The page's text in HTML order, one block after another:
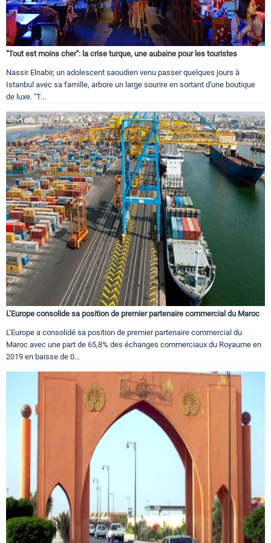
"Tout est moins cher": la crise turque, une aubaine pour les touristes
Nassir Elnabir, un adolescent saoudien venu passer quelques jours à
Istanbul avec sa famille, arbore un large sourire en sortant d'une boutique
de luxe. "T...
L’Europe consolide sa position de premier partenaire commercial du Maroc
L’Europe a consolidé sa position de premier partenaire commercial du
Maroc avec une part de 65,8% des échanges commerciaux du Royaume en
2019 en baisse de 0...